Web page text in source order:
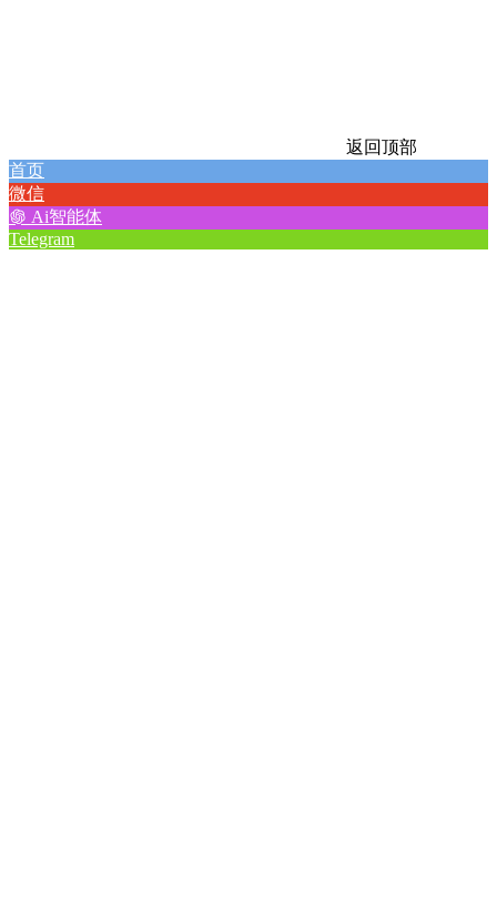
返回顶部
首页
微信
Ai智能体
Telegram